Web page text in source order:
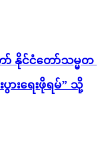
ာ် နိုင်ငံတော်သမ္မတ
ပွားရေးဖိုရမ်” သို့